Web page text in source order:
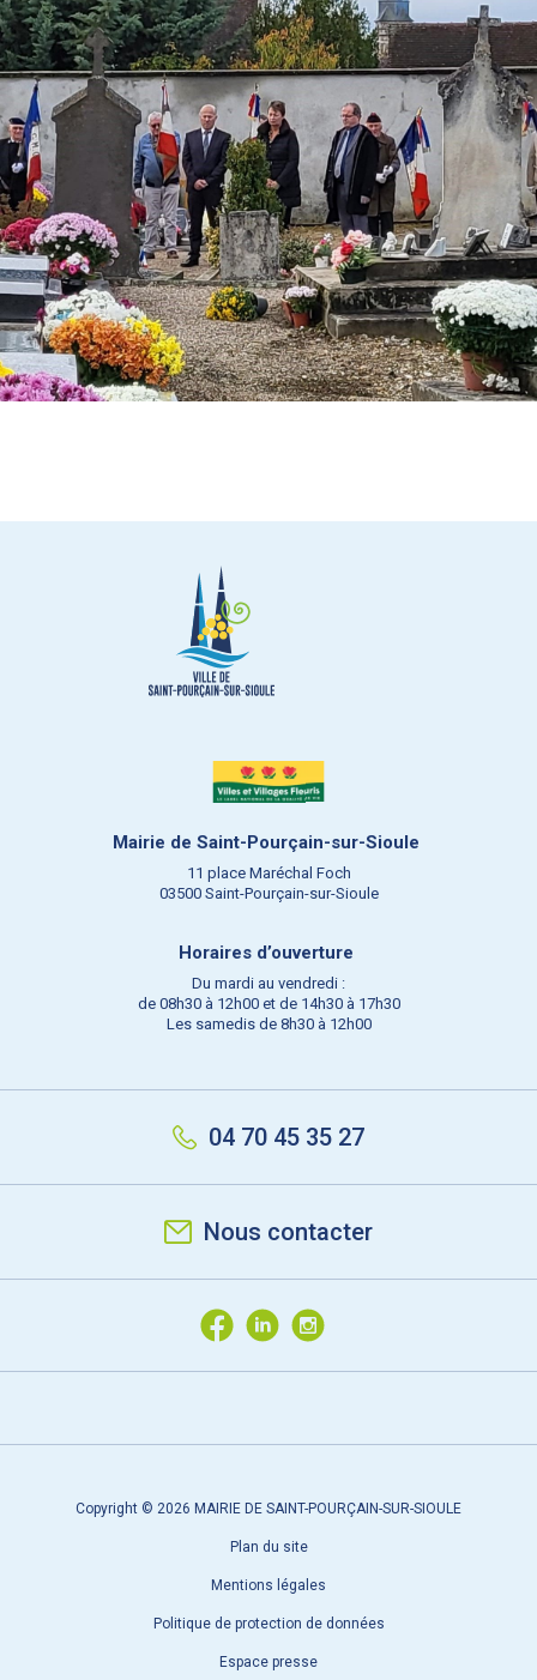
Mairie de Saint-Pourçain-sur-Sioule
11 place Maréchal Foch
03500 Saint-Pourçain-sur-Sioule
Horaires d’ouverture
Du mardi au vendredi :
de 08h30 à 12h00 et de 14h30 à 17h30
Les samedis de 8h30 à 12h00
04 70 45 35 27
Nous contacter
Copyright © 2026 MAIRIE DE SAINT-POURÇAIN-SUR-SIOULE
Plan du site
Mentions légales
Politique de protection de données
Espace presse